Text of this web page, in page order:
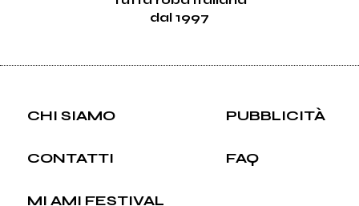
dal 1997
CHI SIAMO PUBBLICITÀ
CONTATTI FAQ
MI AMI FESTIVAL